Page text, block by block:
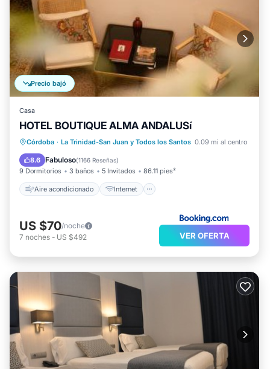
Precio bajó
Casa
HOTEL BOUTIQUE ALMA ANDALUSí
Córdoba · La Trinidad-San Juan y Todos los Santos 0.09 mi al centro
8.6 Fabuloso(1166 Reseñas)
9 Dormitorios 3 baños 5 Invitados 86.11 pies²
Aire acondicionado Internet
Aire acondicionado
Internet
Apto para niños
Accesible en silla de ruedas
US $70/noche
7 noches - US $492 VER OFERTA